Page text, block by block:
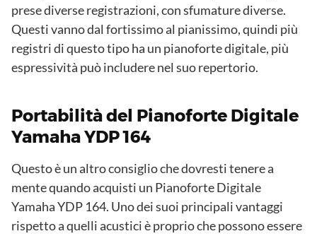
prese diverse registrazioni, con sfumature diverse.
Questi vanno dal fortissimo al pianissimo, quindi più
registri di questo tipo ha un pianoforte digitale, più
espressività può includere nel suo repertorio.
Portabilità del Pianoforte Digitale
Yamaha YDP 164
Questo è un altro consiglio che dovresti tenere a
mente quando acquisti un Pianoforte Digitale
Yamaha YDP 164. Uno dei suoi principali vantaggi
rispetto a quelli acustici è proprio che possono essere